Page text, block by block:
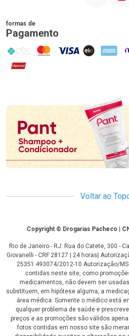
formas de
Pagamento
PIX MasterCard
VISA ELO AMEX
Hipercard
Promoção em
Voltar ao
CopyrightCopyright © Drogarias Pacheco |
Rio de Janeiro - RJ: Rua do Catete, 300 -
Giovanelli - CRF 28127 | 24 horas|
25351.493074/2012-10 Autorização/
contidas neste site, como
medicamentos, não devem ser
substituem, em hipótese alguma, a
área médica. Somente o médico está
qualquer problema de saúde e
preços e as promoções são válidos
fotos contidas em nosso site são